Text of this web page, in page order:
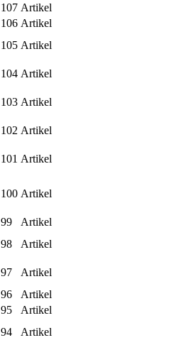
107 Artikel
106 Artikel
105 Artikel
104 Artikel
103 Artikel
102 Artikel
101 Artikel
100 Artikel
99
Artikel
98
Artikel
97
Artikel
96
Artikel
95
Artikel
94
Artikel